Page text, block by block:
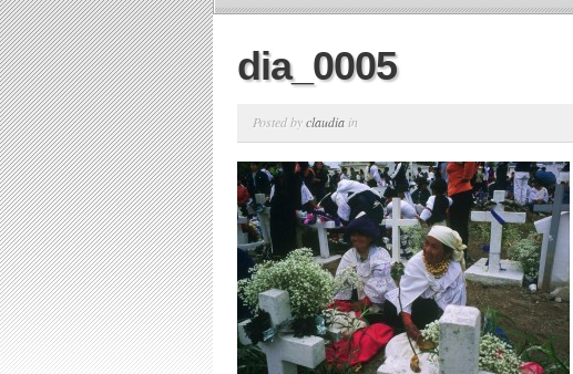
dia_0005
Posted byclaudia in